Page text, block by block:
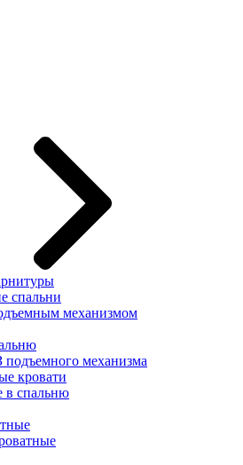
спальни
механизмом
механизма
кровати
спальню